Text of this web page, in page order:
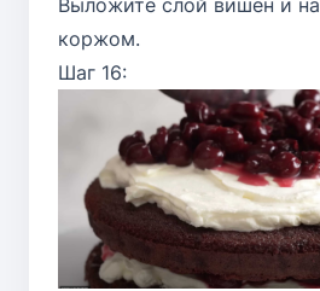
Выложите слой вишен и
коржом.
Шаг 16: